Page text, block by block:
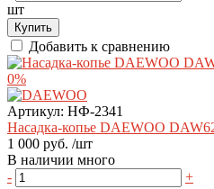
шт
Купить
Добавить к сравнению
0%
Артикул: НФ-2341
Насадка-копье DAEWOO
1 000 руб. /шт
В наличии много
-
+